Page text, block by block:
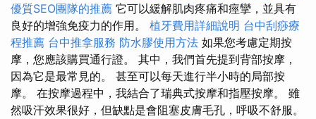
優質SEO團隊的推薦 它可以緩解肌肉疼痛和痙攣，並具有
良好的增強免疫力的作用。 植牙費用詳細說明 台中刮痧療
程推薦 台中推拿服務 防水膠使用方法 如果您考慮定期按
摩，您應該購買通行證。 其中，我們首先提到背部按摩，
因為它是最常見的。 甚至可以每天進行半小時的局部按
摩。 在按摩過程中，我結合了瑞典式按摩和指壓按摩。 雖
然吸汗效果很好，但缺點是會阻塞皮膚毛孔，呼吸不舒服。